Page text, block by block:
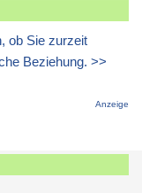
ob Sie zurzeit
Beziehung. >>
Anzeige